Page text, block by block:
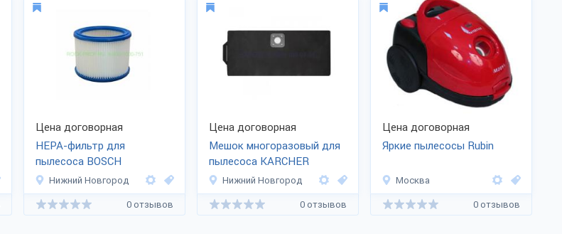
Цена договорная
НЕРА-фильтр для
пылесоса BOSCH
Нижний Новгород
0 отзывов
Цена договорная
Мешок многоразовый для
пылесоса KARCHER
Нижний Новгород
0 отзывов
Цена договорная
Яркие пылесосы Rubin
Москва
0 отзывов